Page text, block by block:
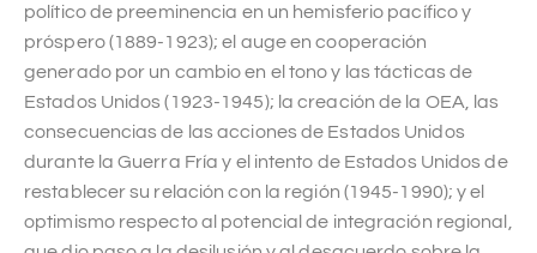
político de preeminencia en un hemisferio pacífico y
próspero (1889-1923); el auge en cooperación
generado por un cambio en el tono y las tácticas de
Estados Unidos (1923-1945); la creación de la OEA, las
consecuencias de las acciones de Estados Unidos
durante la Guerra Fría y el intento de Estados Unidos de
restablecer su relación con la región (1945-1990); y el
optimismo respecto al potencial de integración regional,